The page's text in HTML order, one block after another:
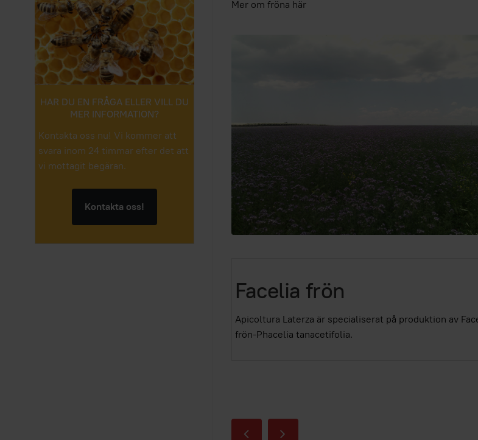
Mer om fröna här
Facelia frön
Apicoltura Laterza är specialiserat på produktion av
frön-Phacelia tanacetifolia.
HAR DU EN FRÅGA ELLER VILL DU
MER INFORMATION?
Kontakta oss nu! Vi kommer att
svara inom 24 timmar efter det att
vi mottagit begäran.
Kontakta oss!